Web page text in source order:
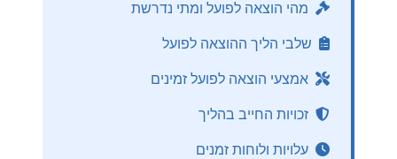
מהי הוצאה לפועל ומתי נדרשת
שלבי הליך ההוצאה לפועל
אמצעי הוצאה לפועל זמינים
זכויות החייב בהליך
עלויות ולוחות זמנים